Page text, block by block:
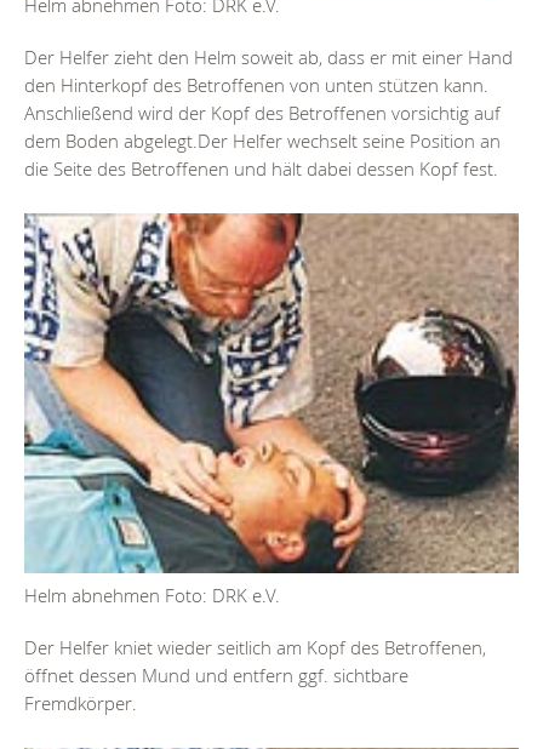
Helm abnehmen Foto: DRK e.V.
Der Helfer zieht den Helm soweit ab, dass er mit einer Hand
den Hinterkopf des Betroffenen von unten stützen kann.
Anschließend wird der Kopf des Betroffenen vorsichtig auf
dem Boden abgelegt.Der Helfer wechselt seine Position an
die Seite des Betroffenen und hält dabei dessen Kopf fest.
Helm abnehmen Foto: DRK e.V.
Der Helfer kniet wieder seitlich am Kopf des Betroffenen,
öffnet dessen Mund und entfern ggf. sichtbare
Fremdkörper.